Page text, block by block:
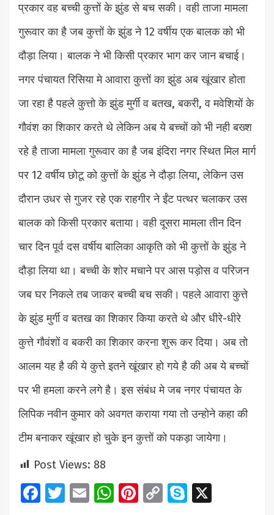
प्रकार वह बच्ची कुत्तों के झुंड से बच सकी। वही ताजा मामला
गुरूवार का है जब कुत्तों के झुंड ने 12 वर्षीय एक बालक को भी
दौड़ा लिया। बालक ने भी किसी प्रकार भाग कर जान बचाई।
नगर पंचायत रिसिया मे आवारा कुत्तों का झुंड अब खूंखार होता
जा रहा है पहले कुत्तो के झुंड मुर्गी व बतख, बकरी, व मवेशियों के
गौवंश का शिकार करते थे लेकिन अब ये बच्चों को भी नही बख्श
रहे है ताजा मामला गुरूवार का है जब इंदिरा नगर स्थित मिल मार्ग
पर 12 वर्षीय छोटू को कुत्तों के झुंड ने दौड़ा लिया, लेकिन उस
दौरान उधर से गुजर रहे एक राहगीर ने ईंट पत्थर चलाकर उस
बालक को किसी प्रकार बताया। वही दूसरा मामला तीन दिन
चार दिन पूर्व दस वर्षीय बालिका आकृति को भी कुत्तों के झुंड ने
दौड़ा लिया था। बच्ची के शोर मचाने पर आस पड़ोस व परिजन
जब घर निकले तब जाकर बच्ची बच सकी। पहले आवारा कुत्ते
के झुंड मुर्गी व बतख का शिकार किया करते थे और धीरे-धीरे
कुत्ते गौवंशों व बकरी का शिकार करना शुरू कर दिया। अब तो
आलम यह है की ये कुत्ते इतने खूंखार हो गये है की अब ये बच्चों
पर भी हमला करने लगे है। इस संबंध मे जब नगर पंचायत के
लिपिक नवीन कुमार को अवगत कराया गया तो उन्होने कहा की
टीम बनाकर खूंखार हो चुके इन कुत्तों को पकड़ा जायेगा।
Post Views: 88
Facebook
Twitter
EmailWhatsApp
Pinterest
CopySkype